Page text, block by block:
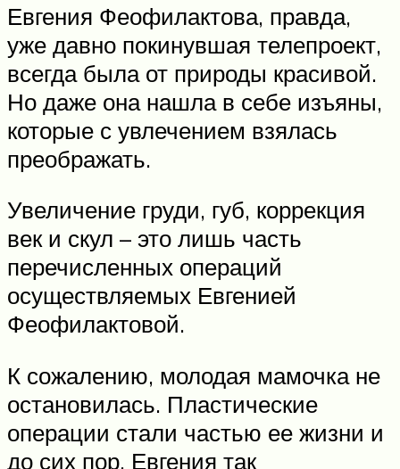
Евгения Феофилактова, правда,
уже давно покинувшая телепроект,
всегда была от природы красивой.
Но даже она нашла в себе изъяны,
которые с увлечением взялась
преображать.
Увеличение груди, губ, коррекция
век и скул – это лишь часть
перечисленных операций
осуществляемых Евгенией
Феофилактовой.
К сожалению, молодая мамочка не
остановилась. Пластические
операции стали частью ее жизни и
до сих пор. Евгения так